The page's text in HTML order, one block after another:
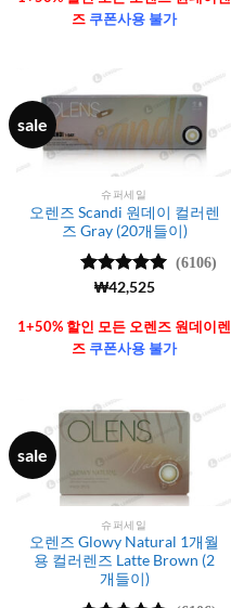
즈 쿠폰사용 불가
sale
슈퍼세일
오렌즈 Scandi 원데이 컬러렌
즈 Gray (20개들이)
5 중에서
가됨
(6106)
₩42,525
1+50% 할인 모든 오렌즈 원데이렌
즈 쿠폰사용 불가
sale
슈퍼세일
오렌즈 Glowy Natural 1개월
용 컬러렌즈 Latte Brown (2
개들이)